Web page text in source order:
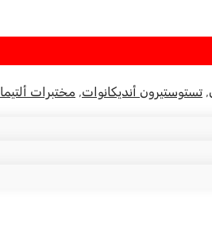
, تستوستيرون أنديكانوات, مختبرات ألتيما